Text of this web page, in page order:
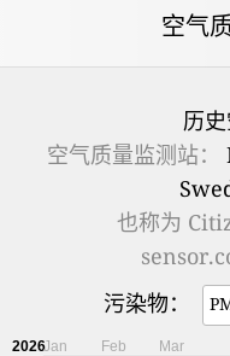
空气
历
空气质量监测站：
也称为
污染物：
2026Jan Feb Mar